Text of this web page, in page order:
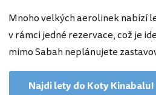
Mnoho velkých aerolinek nabízí
v rámci jedné rezervace, což je
mimo Sabah neplánujete
Najdi lety do Koty Kinabalu!